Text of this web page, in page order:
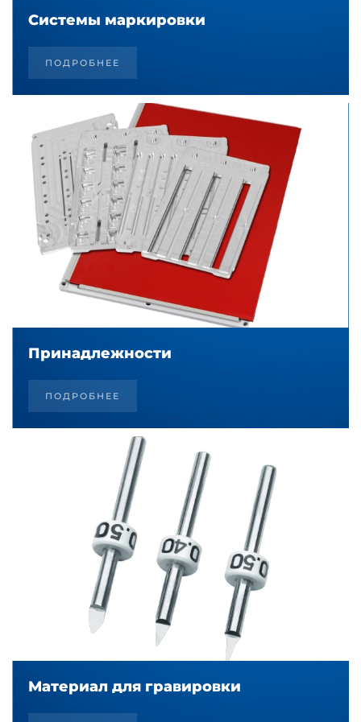
Системы маркировки
ПОДРОБНЕЕ
Принадлежности
ПОДРОБНЕЕ
Материал для гравировки